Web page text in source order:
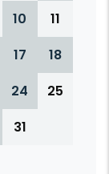
10
11
17
18
24
25
31